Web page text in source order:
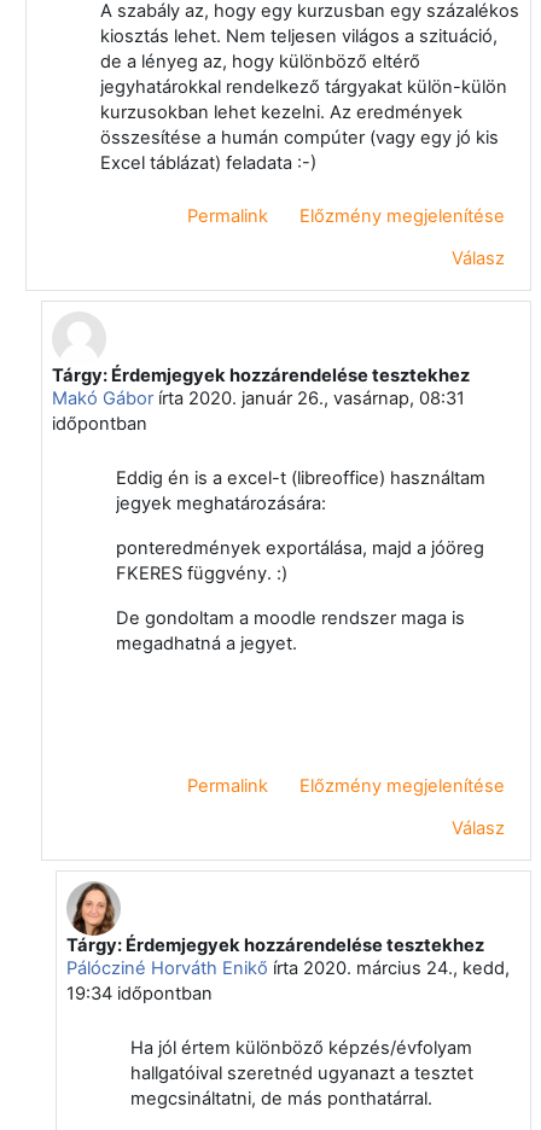
A szabály az, hogy egy kurzusban egy százalékos
kiosztás lehet. Nem teljesen világos a szituáció,
de a lényeg az, hogy különböző eltérő
jegyhatárokkal rendelkező tárgyakat külön-külön
kurzusokban lehet kezelni. Az eredmények
összesítése a humán compúter (vagy egy jó kis
Excel táblázat) feladata :-)
Permalink
Előzmény megjelenítése
Válasz
Válasz erre: Papp Gyula
Tárgy: Érdemjegyek hozzárendelése tesztekhez
Makó Gáborírta 2020. január 26., vasárnap, 08:31
időpontban
Eddig én is a excel-t (libreoffice) használtam
jegyek meghatározására:
ponteredmények exportálása, majd a jóöreg
FKERES függvény. :)
De gondoltam a moodle rendszer maga is
megadhatná a jegyet.
Permalink
Előzmény megjelenítése
Válasz
Válasz erre: Makó Gábor
Tárgy: Érdemjegyek hozzárendelése tesztekhez
Pálócziné Horváth Enikő írta 2020. március 24., kedd,
19:34időpontban
Ha jól értem különböző képzés/évfolyam
hallgatóival szeretnéd ugyanazt a tesztet
megcsináltatni, de más ponthatárral.